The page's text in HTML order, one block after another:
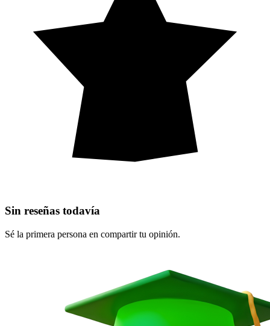
Sin reseñas todavía
Sé la primera persona en compartir tu opinión.